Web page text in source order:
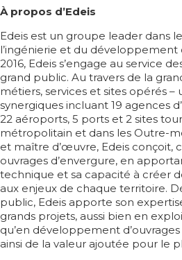
À propos d’Edeis
Edeis est un groupe leader dans
l’ingénierie et du développement
2016, Edeis s’engage au service
grand public. Au travers de la
métiers, services et sites opérés –
synergiques incluant 19 agences
22 aéroports, 5 ports et 2 sites
métropolitain et dans les Outre-
et maître d’œuvre, Edeis conçoit,
ouvrages d’envergure, en
technique et sa capacité à créer
aux enjeux de chaque territoire.
public, Edeis apporte son
grands projets, aussi bien en
qu’en développement
ainsi de la valeur ajoutée pour le